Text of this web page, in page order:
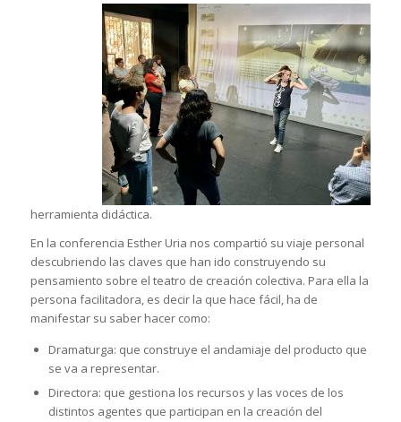
herramienta didáctica.
En la conferencia Esther Uria nos compartió su viaje personal
descubriendo las claves que han ido construyendo su
pensamiento sobre el teatro de creación colectiva. Para ella la
persona facilitadora, es decir la que hace fácil, ha de
manifestar su saber hacer como:
Dramaturga: que construye el andamiaje del producto que
se va a representar.
Directora: que gestiona los recursos y las voces de los
distintos agentes que participan en la creación del